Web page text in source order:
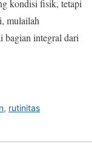
kondisi fisik, tetapi
mulailah
bagian integral dari
, rutinitas